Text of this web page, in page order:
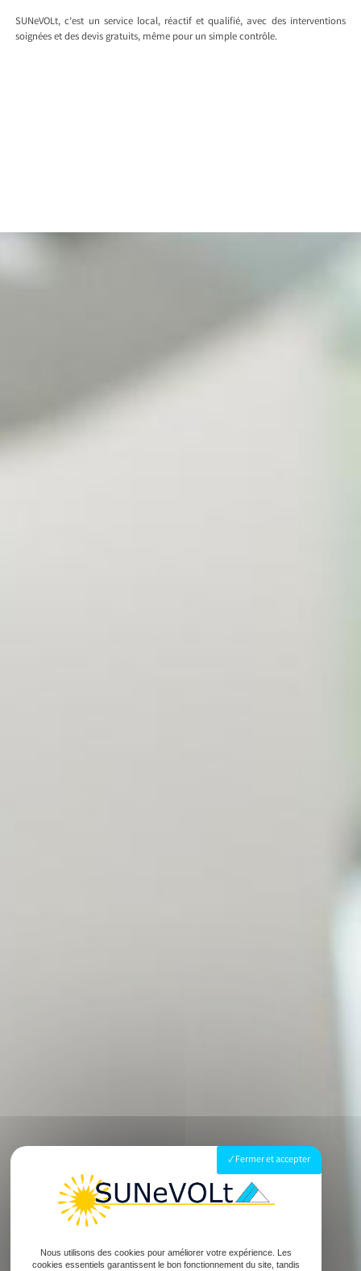
SUNeVOLt, c’est un service local, réactif et qualifié, avec des interventions
soignées et des devis gratuits, même pour un simple contrôle.
Fermer et accepter
Nous utilisons des cookies pour améliorer votre expérience. Les
cookies essentiels garantissent le bon fonctionnement du site, tandis